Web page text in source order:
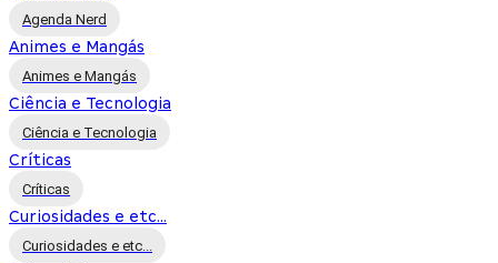
Agenda Nerd
Animes e Mangás
Animes e Mangás
Ciência e Tecnologia
Ciência e Tecnologia
Críticas
Críticas
Curiosidades e etc...
Curiosidades e etc...